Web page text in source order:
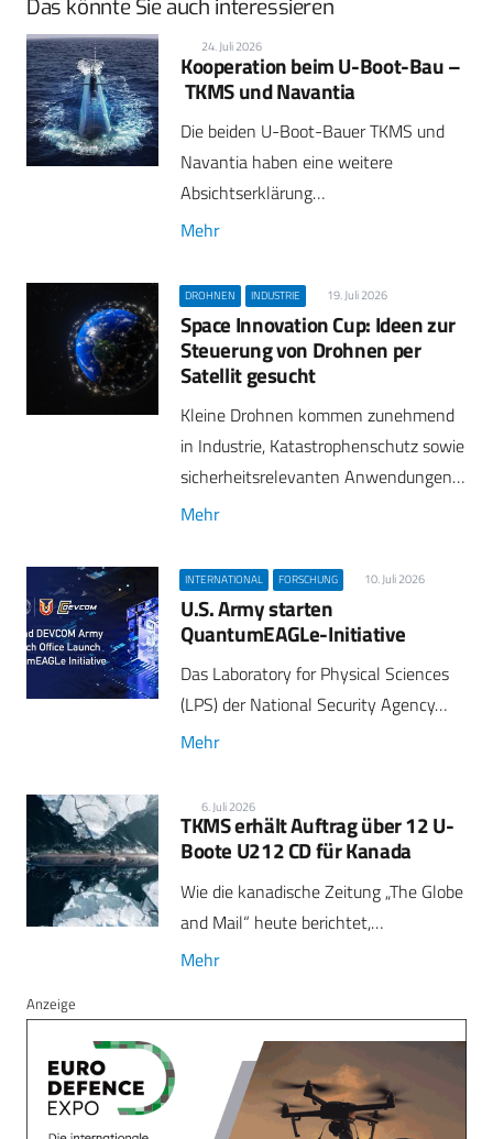
Das könnte Sie auch interessieren
24. Juli 2026
Kooperation beim U-Boot-Bau –
TKMS und Navantia
Die beiden U-Boot-Bauer TKMS und
Navantia haben eine weitere
Absichtserklärung…
Mehr
DROHNEN INDUSTRIE 19. Juli 2026
Space Innovation Cup: Ideen zur
Steuerung von Drohnen per
Satellit gesucht
Kleine Drohnen kommen zunehmend
in Industrie, Katastrophenschutz sowie
sicherheitsrelevanten Anwendungen…
Mehr
INTERNATIONAL FORSCHUNG 10. Juli 2026
U.S. Army starten
QuantumEAGLe-Initiative
Das Laboratory for Physical Sciences
(LPS) der National Security Agency…
Mehr
6. Juli 2026
TKMS erhält Auftrag über 12 U-
Boote U212 CD für Kanada
Wie die kanadische Zeitung „The Globe
and Mail“ heute berichtet,…
Mehr
Anzeige